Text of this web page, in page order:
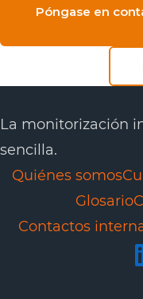
Póngase en
La monitorización
sencilla.
Quiénes somos
Glosario
Contactos